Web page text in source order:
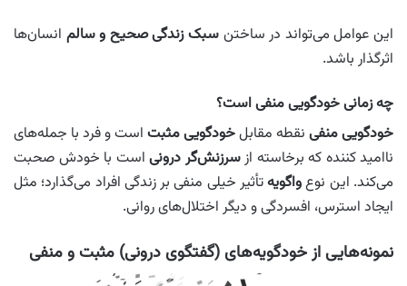
این عوامل می‌تواند در ساختن سبک زندگی صحیح و سالم انسان‌ها
اثرگذار باشد.
چه زمانی خودگویی منفی است؟
خودگویی منفی نقطه مقابلخودگویی مثبت
است و فرد با جمله‎‌های
ناامید کننده که برخاسته ازسرزنش‌گر درونی است با خودش صحبت
می‌کند. این نوعواگویهتأثیر خیلی منفی بر زندگی افراد می‌گذارد؛ مثل
ایجاد استرس، افسردگی و دیگر اختلال‌های روانی.
نمونه‌هایی از خودگویه‌های (گفتگوی درونی) مثبت و منفی